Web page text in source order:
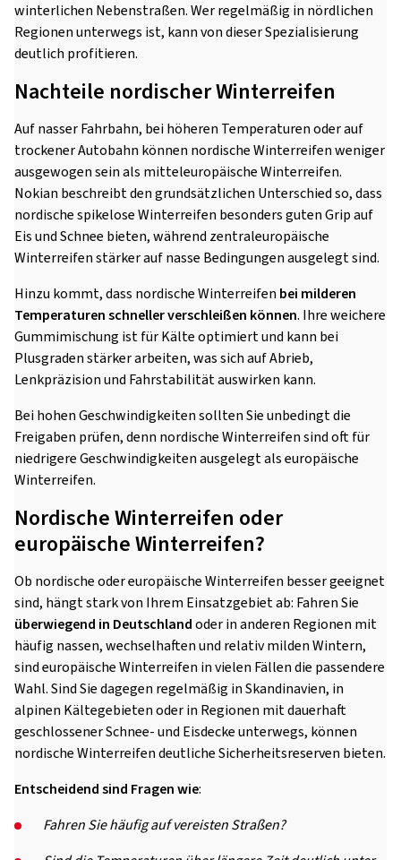
winterlichen Nebenstraßen. Wer regelmäßig in nördlichen
Regionen unterwegs ist, kann von dieser Spezialisierung
deutlich profitieren.
Nachteile nordischer Winterreifen
Auf nasser Fahrbahn, bei höheren Temperaturen oder auf
trockener Autobahn können nordische Winterreifen weniger
ausgewogen sein als mitteleuropäische Winterreifen.
Nokian beschreibt den grundsätzlichen Unterschied so, dass
nordische spikelose Winterreifen besonders guten Grip auf
Eis und Schnee bieten, während zentraleuropäische
Winterreifen stärker auf nasse Bedingungen ausgelegt sind.
Hinzu kommt, dass nordische Winterreifen bei milderen
Temperaturen schneller verschleißen können. Ihre weichere
Gummimischung ist für Kälte optimiert und kann bei
Plusgraden stärker arbeiten, was sich auf Abrieb,
Lenkpräzision und Fahrstabilität auswirken kann.
Bei hohen Geschwindigkeiten sollten Sie unbedingt die
Freigaben prüfen, denn nordische Winterreifen sind oft für
niedrigere Geschwindigkeiten ausgelegt als europäische
Winterreifen.
Nordische Winterreifen oder
europäische Winterreifen?
Ob nordische oder europäische Winterreifen besser geeignet
sind, hängt stark von Ihrem Einsatzgebiet ab: Fahren Sie
überwiegend in Deutschlandoder in anderen Regionen mit
häufig nassen, wechselhaften und relativ milden Wintern,
sind europäische Winterreifen in vielen Fällen die passendere
Wahl. Sind Sie dagegen regelmäßig in Skandinavien, in
alpinen Kältegebieten oder in Regionen mit dauerhaft
geschlossener Schnee- und Eisdecke unterwegs, können
nordische Winterreifen deutliche Sicherheitsreserven bieten.
Entscheidend sind Fragen wie:
Fahren Sie häufig auf vereisten Straßen?